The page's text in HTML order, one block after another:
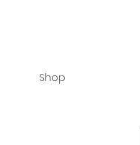
Shop